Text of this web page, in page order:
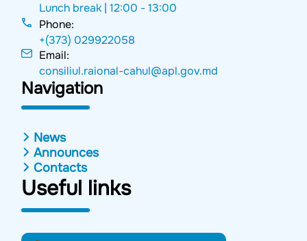
Lunch break |12:00 - 13:00
Phone:
+(373) 029922058
Email:
consiliul.raional-cahul@apl.gov.md
Navigation
News
Announces
Contacts
Useful links